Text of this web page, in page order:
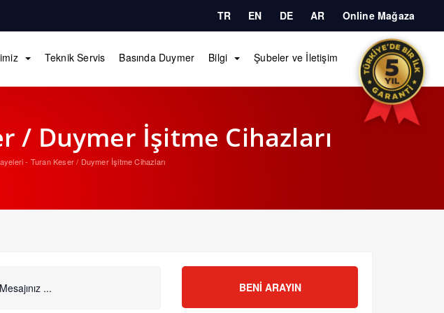
Online Mağaza
AR
DE
EN
TR
Teknik Servis Basında Duymer Bilgi Şubeler ve İletişim
/ Duymer İşitme Cihazları
- Turan Keser / Duymer İşitme Cihazları
BENI ARAYIN